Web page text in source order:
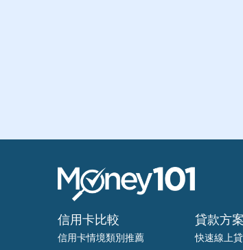
信用卡比較
信用卡情境類別推薦
貸款方
快速線上